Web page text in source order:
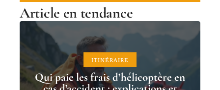
Article en tendance
ITINÉRAIRE
Qui paie les frais d’hélicoptère en